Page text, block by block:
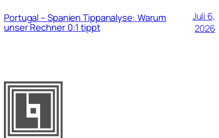
Portugal – Spanien Tippanalyse: Warum
unser Rechner 0:1 tippt
Juli 6,
2026